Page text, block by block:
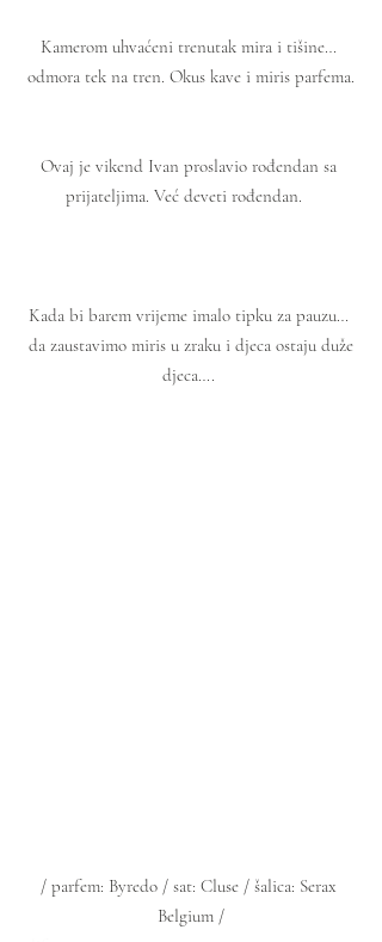
Kamerom uhvaćeni trenutak mira i tišine…
odmora tek na tren. Okus kave i miris parfema.
Ovaj je vikend Ivan proslavio rođendan sa
prijateljima. Već deveti rođendan.
Kada bi barem vrijeme imalo tipku za pauzu…
da zaustavimo miris u zraku i djeca ostaju duže
djeca….
/ parfem: Byredo / sat: Cluse / šalica: Serax
Belgium /